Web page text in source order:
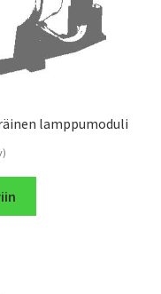
lamppumoduli